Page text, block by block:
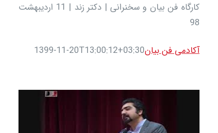
کارگاه فن بیان و سخنرانی | دکتر زند | 11 اردیبهشت
فن بیان1399-11-20T13:00:12+03:30